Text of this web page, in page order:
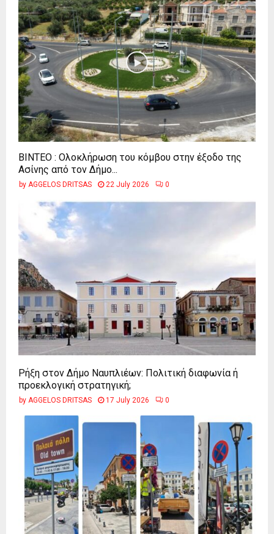
ΒΙΝΤΕΟ : Ολοκλήρωση του κόμβου στην έξοδο της
Ασίνης από τον Δήμο...
by AGGELOS DRITSAS 22 July 2026 0
Ρήξη στον Δήμο Ναυπλιέων: Πολιτική διαφωνία ή
προεκλογική στρατηγική;
by AGGELOS DRITSAS 17 July 2026 0